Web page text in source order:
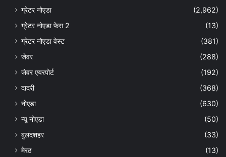
ग्रेटर नोएडा
(2,962)
ग्रेटर नोएडा फेस 2
(13)
ग्रेटर नोएडा वेस्ट
(381)
जेवर
(288)
जेवर एयरपोर्ट
(192)
दादरी
(368)
नोएडा
(630)
न्यू नोएडा
(50)
बुलंदशहर
(33)
मेरठ
(13)